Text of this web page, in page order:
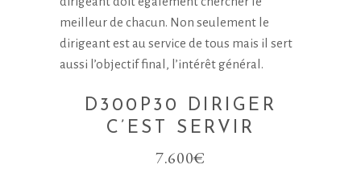
D300P30 DIRIGER
C’EST SERVIR
7.600€